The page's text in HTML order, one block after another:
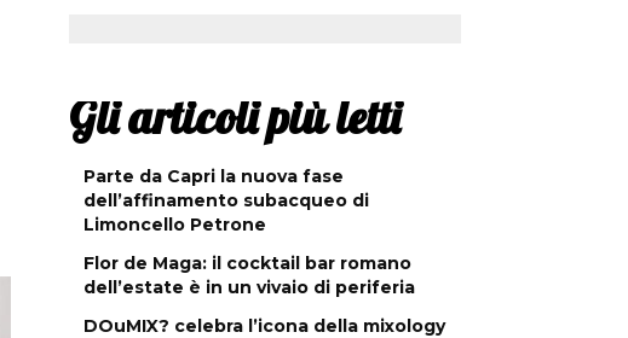
Gli articoli più letti
Parte da Capri la nuova fase
dell’affinamento subacqueo di
Limoncello Petrone
Flor de Maga: il cocktail bar romano
dell’estate è in un vivaio di periferia
DOuMIX? celebra l’icona della mixology